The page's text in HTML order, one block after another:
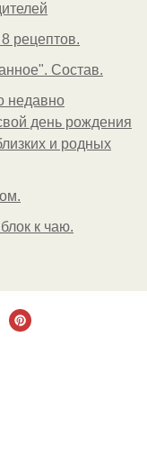
рецептов.
Состав.
недавно
день рождения
и родных
к чаю.